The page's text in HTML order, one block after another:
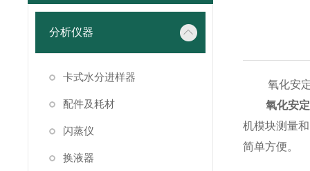
分析仪器
卡式水分进样器
配件及耗材
闪蒸仪
换液器
氧化安定
氧化安
机模块测量
简单方便。